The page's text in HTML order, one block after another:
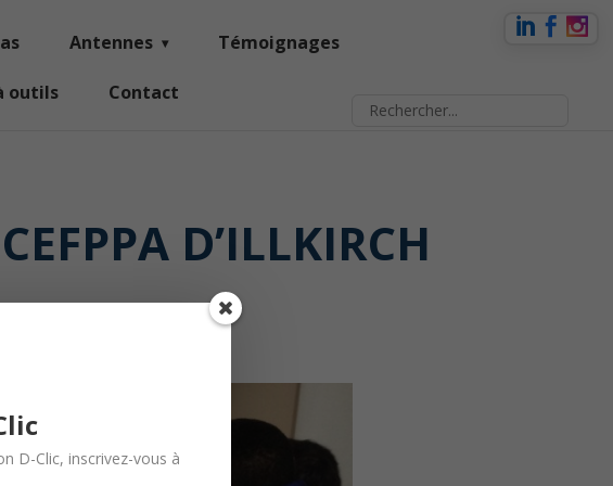
Antennes Témoignages
outils Contact
D’ILLKIRCH
D-Clic, inscrivez-vous à